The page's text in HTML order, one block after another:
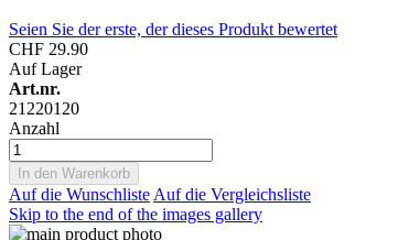
Seien Sie der erste, der dieses Produkt bewertet
CHF 29.90
Auf Lager
Art.nr.
21220120
Anzahl
In den Warenkorb
Auf die Wunschliste Auf die Vergleichsliste
Skip to the end of the images gallery